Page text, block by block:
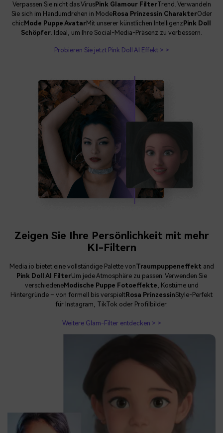
Verpassen Sie nicht das VirusPink Glamour FilterTrend. Verwandeln
Sie sich im Handumdrehen in ModeRosa Prinzessin CharakterOder
chic Mode Puppe AvatarMit unserer künstlichen Intelligenz Pink Doll
Schöpfer. Ideal, um Ihre Social-Media-Präsenz zu verbessern.
Probieren Sie jetzt Pink Doll AI Effekt > >
Zeigen Sie Ihre Persönlichkeit mit mehr
KI-Filtern
Media.io bietet eine vollständige Palette vonTraumpuppeneffekt and
Pink Doll AI FilterUm jede Atmosphäre zu passen. Verwenden Sie
verschiedeneModische Puppe Fotoeffekte, Kostüme und
Hintergründe – von formell bis verspielt Rosa PrinzessinStyle-Perfekt
für Instagram, TikTok oder Profilbilder.
Weitere Glam-Filter entdecken > >